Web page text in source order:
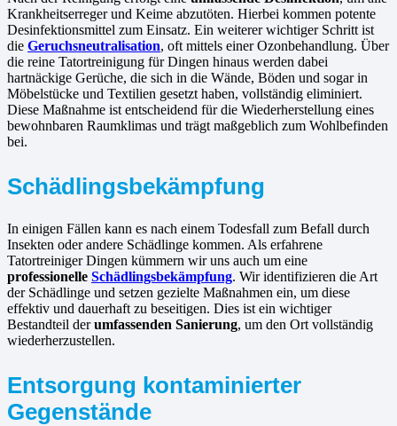
Krankheitserreger und Keime abzutöten. Hierbei kommen potente
Desinfektionsmittel zum Einsatz. Ein weiterer wichtiger Schritt ist
die Geruchsneutralisation, oft mittels einer Ozonbehandlung. Über
die reine Tatortreinigung für Dingen hinaus werden dabei
hartnäckige Gerüche, die sich in die Wände, Böden und sogar in
Möbelstücke und Textilien gesetzt haben, vollständig eliminiert.
Diese Maßnahme ist entscheidend für die Wiederherstellung eines
bewohnbaren Raumklimas und trägt maßgeblich zum Wohlbefinden
bei.
Schädlingsbekämpfung
In einigen Fällen kann es nach einem Todesfall zum Befall durch
Insekten oder andere Schädlinge kommen. Als erfahrene
Tatortreiniger Dingen kümmern wir uns auch um eine
professionelle Schädlingsbekämpfung. Wir identifizieren die Art
der Schädlinge und setzen gezielte Maßnahmen ein, um diese
effektiv und dauerhaft zu beseitigen. Dies ist ein wichtiger
Bestandteil derumfassenden Sanierung, um den Ort vollständig
wiederherzustellen.
Entsorgung kontaminierter
Gegenstände